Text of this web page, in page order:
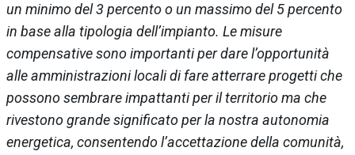
un minimo del 3 percento o un massimo del 5 percento
in base alla tipologia dell’impianto. Le misure
compensative sono importanti per dare l’opportunità
alle amministrazioni locali di fare atterrare progetti che
possono sembrare impattanti per il territorio ma che
rivestono grande significato per la nostra autonomia
energetica, consentendo l’accettazione della comunità,